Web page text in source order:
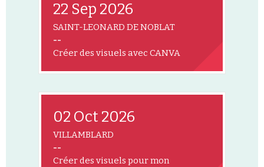
22 Sep 2026
SAINT-LEONARD DE NOBLAT
--
Créer des visuels avec CANVA
02 Oct 2026
VILLAMBLARD
--
Créer des visuels pour mon